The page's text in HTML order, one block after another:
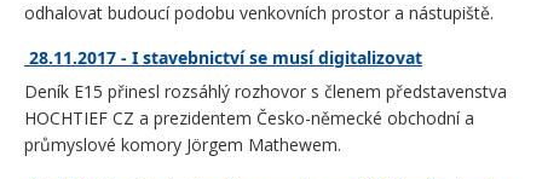
odhalovat budoucí podobu venkovních prostor a nástupiště.
28.11.2017 - I stavebnictví se musí digitalizovat
Deník E15 přinesl rozsáhlý rozhovor s členem představenstva
HOCHTIEF CZ a prezidentem Česko-německé obchodní a
průmyslové komory Jörgem Mathewem.